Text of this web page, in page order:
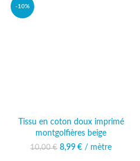
-10%
Tissu en coton doux imprimé
montgolfières beige
10,00€ Le prix initial était :
8,99 € Le prix actuel
/ mètre